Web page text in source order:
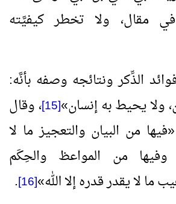
مقال، ولا تخطر كيفيَّته
الذِّكر ونتائجه وصفه بأنَّه:
ولا يحيط به إنسان»
[15]
، وقال
«فيها من البيان والتعجيز ما لا
وفيها من المواعظ والحِكَم
ما لا يقدر قدره إلا الله»
[16]
.